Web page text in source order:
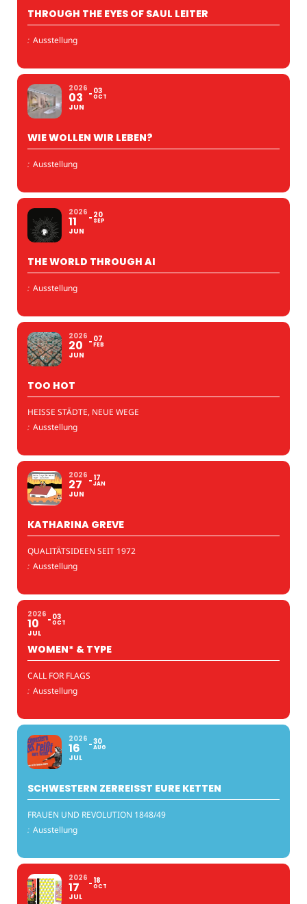
THROUGH THE EYES OF SAUL LEITER
: Ausstellung
2026
03
JUN
03
OCT
WIE WOLLEN WIR LEBEN?
: Ausstellung
2026
11
JUN
20
SEP
THE WORLD THROUGH AI
: Ausstellung
2026
20
JUN
07
FEB
TOO HOT
HEISSE STÄDTE, NEUE WEGE
: Ausstellung
2026
27
JUN
17
JAN
KATHARINA GREVE
QUALITÄTSIDEEN SEIT 1972
: Ausstellung
2026
10
JUL
03
OCT
WOMEN* & TYPE
CALL FOR FLAGS
: Ausstellung
2026
16
JUL
30
AUG
SCHWESTERN ZERREISST EURE KETTEN
FRAUEN UND REVOLUTION 1848/49
: Ausstellung
2026
17
JUL
18
OCT